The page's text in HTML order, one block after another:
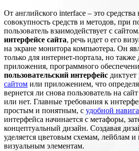
От английского interface – это средства
совокупность средств и методов, при
пользователь взаимодействует с
интерфейсе сайта, речь идет о его
на экране монитора компьютера. Он
только для интернет-портала, но
приложения, программного
пользовательский интерфейс диктует
сайтом или приложением, что
вернется ли снова пользователь на
или нет. Главные требования к
простым и понятным, с удобной
интерфейса начинается с метафоры,
концептуальный дизайн. Создавая
уделяется цветовым схемам, лейблам
визуальным элементам.